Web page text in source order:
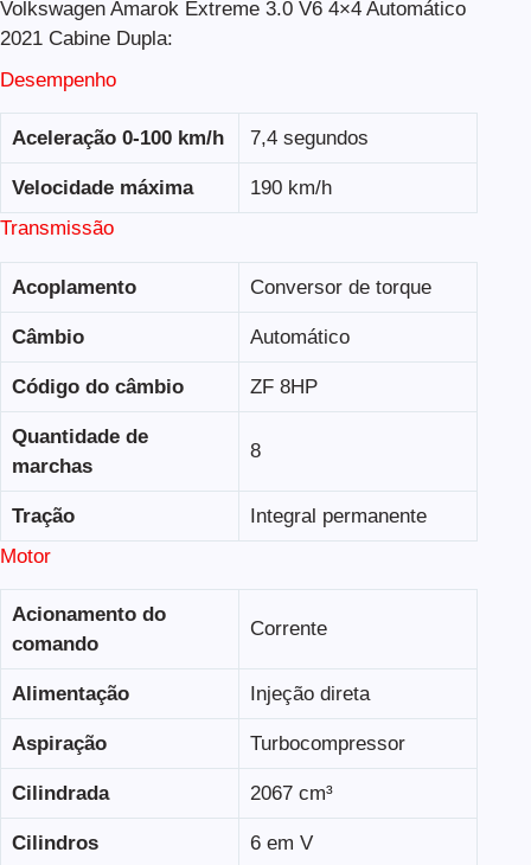
Volkswagen Amarok Extreme 3.0 V6 4×4 Automático
2021 Cabine Dupla:
Desempenho
Aceleração 0-100 km/h 7,4 segundos
Velocidade máxima
190 km/h
Transmissão
Acoplamento Conversor de torque
Câmbio Automático
Código do câmbio ZF 8HP
Quantidade de
marchas
8
Tração
Integral permanente
Motor
Acionamento do
comando
Corrente
Alimentação Injeção direta
Aspiração Turbocompressor
Cilindrada 2067 cm³
Cilindros 6 em V